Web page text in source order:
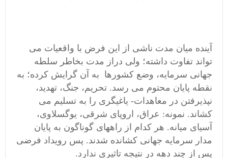
آینده میان مدت ناشی از این فرض با واقعیات می
تواند تفاوت داشته؛ ولی دراز مدت بخاطر سلطه
جهانی سرمایه، وضع کشورها به آن گرایش کرده؛ به
نقطه پایان محتوم می رسد. تحریم، جنگ، تهدید،
نپذیرفتن در معاهدات- یاغیگری را به تسلیم می
کشاند. نمونه: عراق، اروپای شرقی، یوگسلاوی،
آسیای میانه. هر کدام از راههای گوناگون به پایان
مدار سرمایه جهانی کشانده شدند. پس رویداد فرضی
پس از چند دهه در نتیجه تاثیری ندارد.